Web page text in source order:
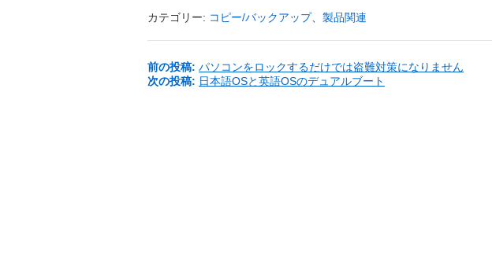
カテゴリー: コピー/バックアップ、 製品関連
前の投稿: パソコンをロックするだけでは盗難対策になりません
次の投稿: 日本語OSと英語OSのデュアルブート